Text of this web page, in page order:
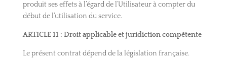
produit ses effets à l’égard de l’Utilisateur à compter du
début de l’utilisation du service.
ARTICLE 11 : Droit applicable et juridiction compétente
Le présent contrat dépend de la législation française.